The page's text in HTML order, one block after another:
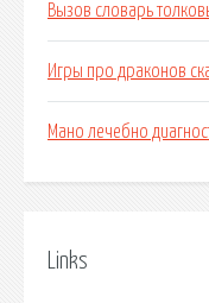
Вызов словарь
Игры про драконов
Мано лечебно
Links